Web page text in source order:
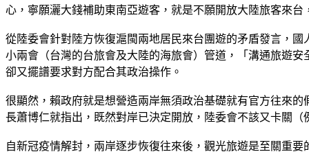
心，寧願灑大錢補助東南亞遊客，就是不願開放大陸旅客來
從陸委會針對陸方恢復滬閩兩地居民來台團遊的矛盾發言，
小兩會（台灣的台旅會及大陸的海旅會）管道，「溝通旅遊
卻又擺譜要求對方配合其政治操作。
很顯然，賴政府就是想營造兩岸無須政治基礎就有官方往來的
長蕭博仁就指出，既然對岸已決定開放，陸委會不該又卡關
自新冠疫情解封，兩岸逐步恢復往來後，觀光旅遊是至關重